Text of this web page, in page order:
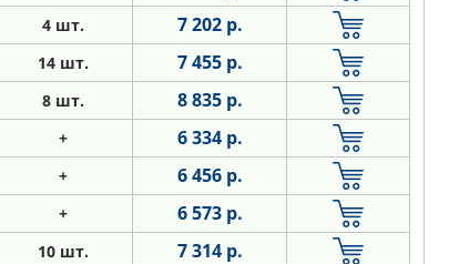
4 шт. 7 202 р.
14 шт. 7 455 р.
8 шт. 8 835 р.
+ 6 334 р.
+ 6 456 р.
+ 6 573 р.
10 шт. 7 314 р.